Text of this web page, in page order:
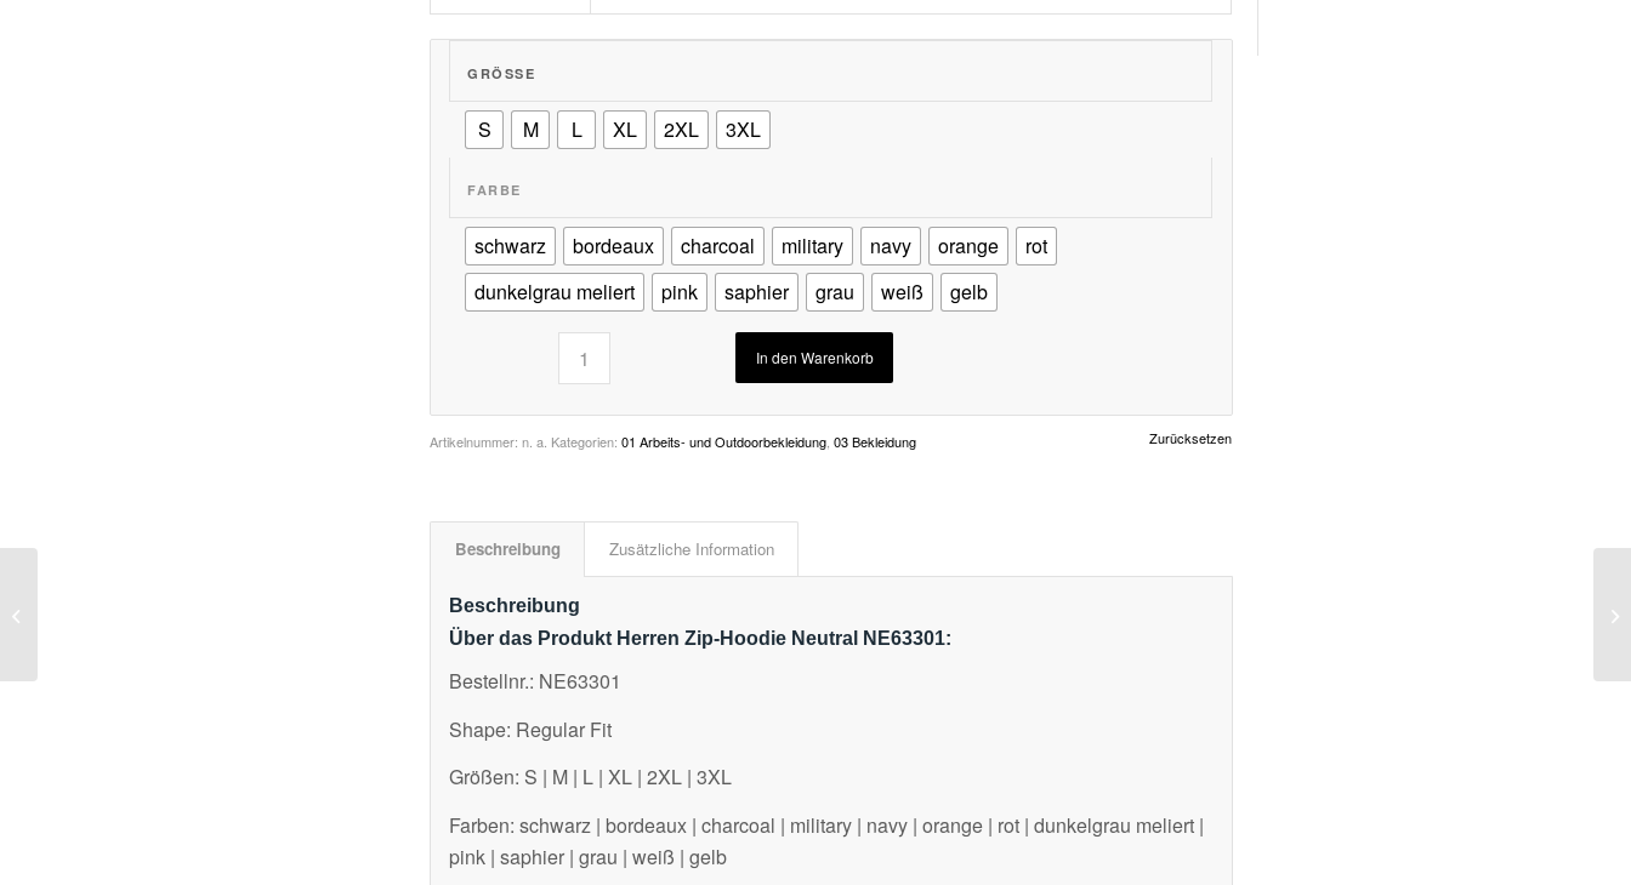
GRÖSSE
S M L XL 2XL 3XL
FARBE
schwarz bordeaux charcoal military navy orange
rot
dunkelgrau meliert
pink saphier grau weiß gelb
Zurücksetzen
In den Warenkorb
Artikelnummer:n. a. Kategorien:01 Arbeits- und Outdoorbekleidung,03 Bekleidung
Beschreibung Zusätzliche Information
Beschreibung
Über das Produkt Herren Zip-Hoodie Neutral NE63301:
Bestellnr.: NE63301
Shape: Regular Fit
Größen: S | M | L | XL | 2XL | 3XL
Farben: schwarz | bordeaux | charcoal | military | navy | orange | rot | dunkelgrau meliert |
pink | saphier | grau | weiß | gelb